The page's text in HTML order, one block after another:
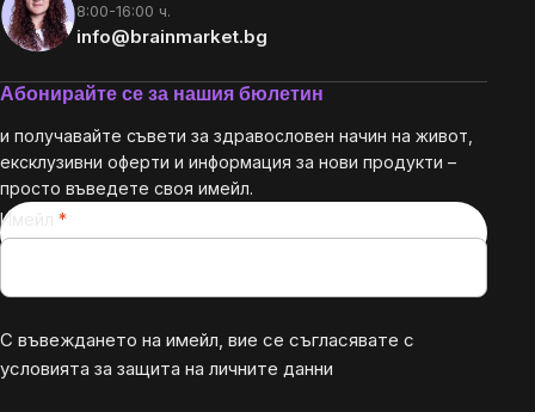
8:00-16:00 ч.
info@brainmarket.bg
Абонирайте се за нашия бюлетин
и получавайте съвети за здравословен начин на живот,
ексклузивни оферти и информация за нови продукти –
просто въведете своя имейл.
Имейл
С въвеждането на имейл, вие се съгласявате с
условията за защита на личните данни